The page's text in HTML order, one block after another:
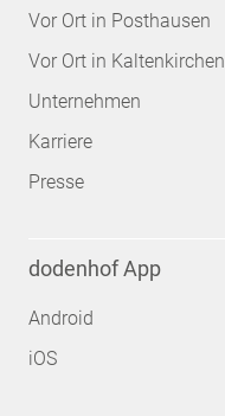
Vor Ort in Posthausen
Vor Ort in Kaltenkirchen
Unternehmen
Karriere
Presse
dodenhof App
Android
iOS